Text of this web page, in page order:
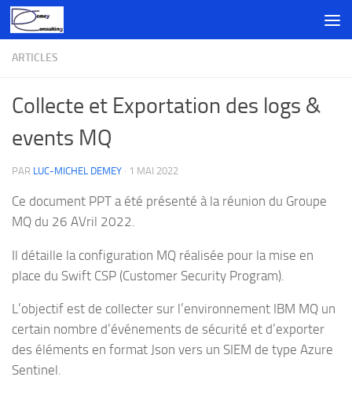
Skip to content
ARTICLES
Collecte et Exportation des logs &
events MQ
PAR LUC-MICHEL DEMEY · 1 MAI 2022
Ce document PPT a été présenté à la réunion du Groupe
MQ du 26 AVril 2022.
Il détaille la configuration MQ réalisée pour la mise en
place du Swift CSP (Customer Security Program).
L’objectif est de collecter sur l’environnement IBM MQ un
certain nombre d’événements de sécurité et d’exporter
des éléments en format Json vers un SIEM de type Azure
Sentinel.